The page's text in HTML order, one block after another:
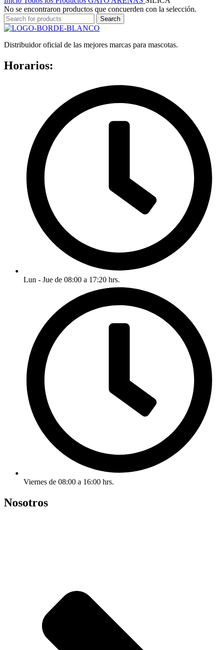
No se encontraron productos que concuerden con la selección.
Search
Distribuidor oficial de las mejores marcas para mascotas.
Horarios:
Lun - Jue de 08:00 a 17:20 hrs.
Viernes de 08:00 a 16:00 hrs.
Nosotros